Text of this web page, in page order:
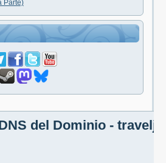
Parte)
del Dominio -